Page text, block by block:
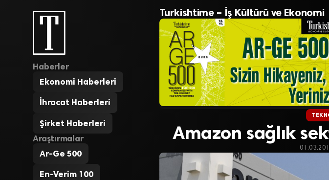
Haberler
Ekonomi Haberleri
İhracat Haberleri
Şirket Haberleri
Araştırmalar
Ar-Ge 500
En-Verim 100
Turkishtime – İş Kültürü ve Ekonomi
Amazon sağlık